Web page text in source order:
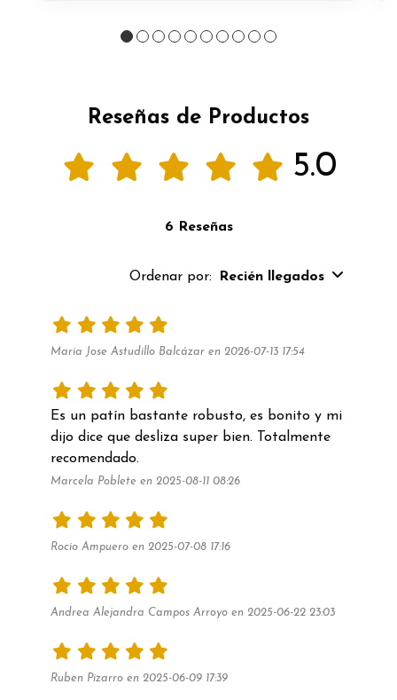
Reseñas de Productos
5.0
6 Reseñas
Ordenar por: Recién llegados
Maria Jose Astudillo Balcázar en 2026-07-13 17:54
Es un patín bastante robusto, es bonito y mi
dijo dice que desliza super bien. Totalmente
Marcela Poblete en 2025-08-11 08:26
Rocio Ampuero en 2025-07-08 17:16
Andrea Alejandra Campos Arroyo en 2025-06-22 23:03
Ruben Pizarro en 2025-06-09 17:39